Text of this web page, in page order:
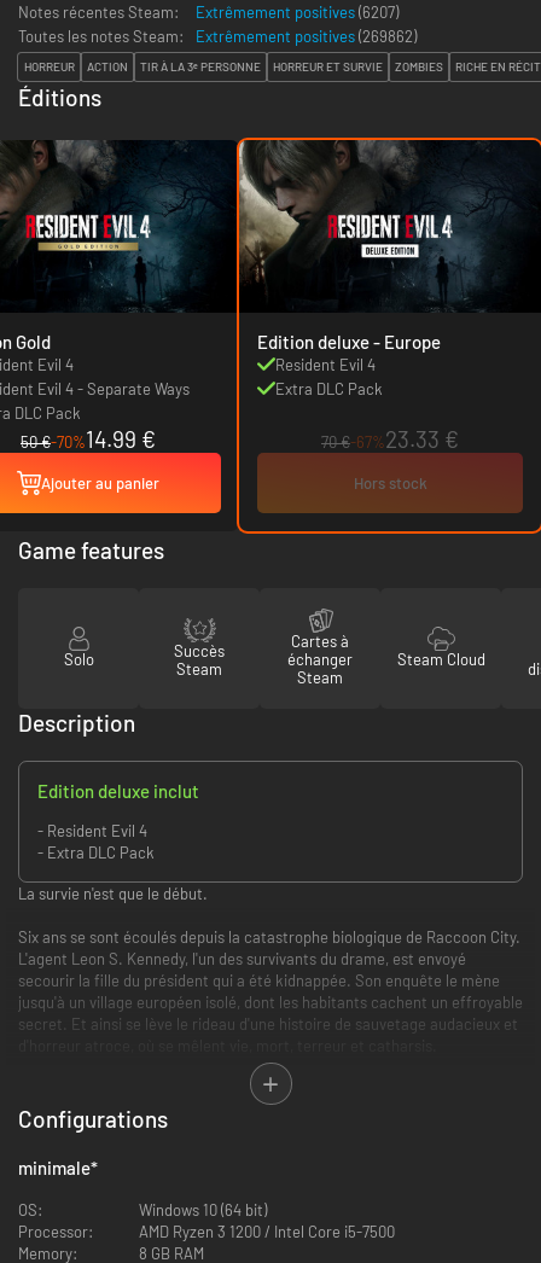
Notes récentes Steam:
Extrêmement positives(6207)
Toutes les notes Steam:
Extrêmement positives(269862)
HORREUR ACTION TIR À LA 3ᵉ PERSONNE HORREUR ET SURVIE ZOMBIES RICHE EN
Éditions
Gold
Evil 4
Evil 4 - Separate Ways
DLC Pack
50 €-70%14.99 €
Ajouter au panier
Edition deluxe - Europe
Resident Evil 4
Extra DLC Pack
70 €-67%23.33 €
Hors stock
Game features
Solo
Succès
Steam
Cartes à
échanger
Steam
Steam Cloud
Description
Edition deluxe inclut
- Resident Evil 4
- Extra DLC Pack
La survie n'est que le début.
Six ans se sont écoulés depuis la catastrophe biologique de Raccoon City.
L'agent Leon S. Kennedy, l'un des survivants du drame, est envoyé
secourir la fille du président qui a été kidnappée. Son enquête le mène
jusqu'à un village européen isolé, dont les habitants cachent un effroyable
secret. Et ainsi se lève le rideau d'une histoire de sauvetage audacieux et
Avec un gameplay modernisé, une histoire revisitée et des graphismes
ultra détaillés, Resident Evil 4 signe la renaissance d'un monstre de
l'industrie.
Replongez dans le cauchemar qui a révolutionné les jeux d'horreur et de
Configurations
minimale*
OS:
Windows 10 (64 bit)
Processor:
AMD Ryzen 3 1200 / Intel Core i5-7500
Memory:
8 GB RAM